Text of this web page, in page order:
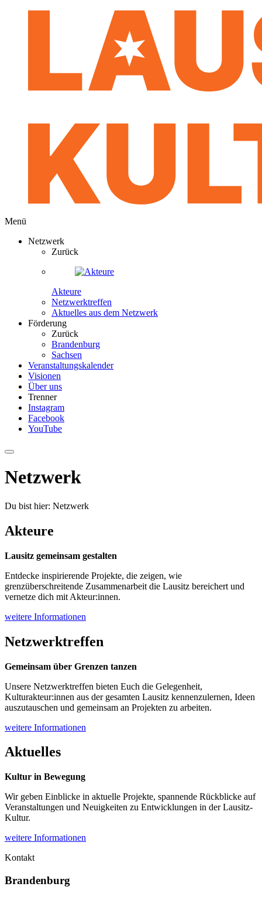
Menü
Netzwerk
Zurück
Akteure
Netzwerktreffen
Aktuelles aus dem Netzwerk
Förderung
Zurück
Brandenburg
Sachsen
Veranstaltungskalender
Visionen
Über uns
Trenner
Instagram
Facebook
YouTube
Netzwerk
Du bist hier: Netzwerk
Akteure
Lausitz gemeinsam gestalten
Entdecke inspirierende Projekte, die zeigen, wie
grenzüberschreitende Zusammenarbeit die Lausitz bereichert und
vernetze dich mit Akteur:innen.
weitere Informationen
Netzwerktreffen
Gemeinsam über Grenzen tanzen
Unsere Netzwerktreffen bieten Euch die Gelegenheit,
Kulturakteur:innen aus der gesamten Lausitz kennenzulernen, Ideen
auszutauschen und gemeinsam an Projekten zu arbeiten.
weitere Informationen
Aktuelles
Kultur in Bewegung
Wir geben Einblicke in aktuelle Projekte, spannende Rückblicke auf
Veranstaltungen und Neuigkeiten zu Entwicklungen in der Lausitz-
Kultur.
weitere Informationen
Kontakt
Brandenburg